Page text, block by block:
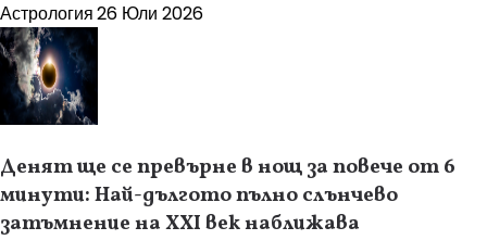
Астрология26 Юли 2026
Денят ще се превърне в нощ за повече от 6
минути: Най-дългото пълно слънчево
затъмнение на XXI век наближава